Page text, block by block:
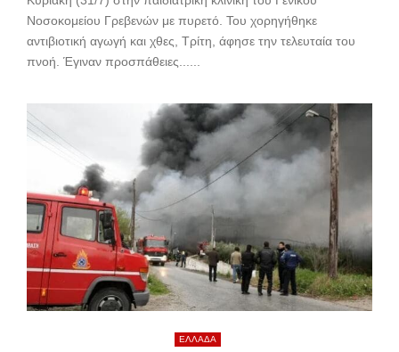
Νοσοκομείου Γρεβενών με πυρετό. Του χορηγήθηκε
αντιβιοτική αγωγή και χθες, Τρίτη, άφησε την τελευταία του
πνοή. Έγιναν προσπάθειες......
ΕΛΛΑΔΑ